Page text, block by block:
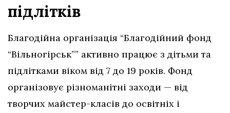
підлітків
Благодійна організація “Благодійний фонд
“Вільногірськ”” активно працює з дітьми та
підлітками віком від 7 до 19 років. Фонд
організовує різноманітні заходи — від
творчих майстер-класів до освітніх і